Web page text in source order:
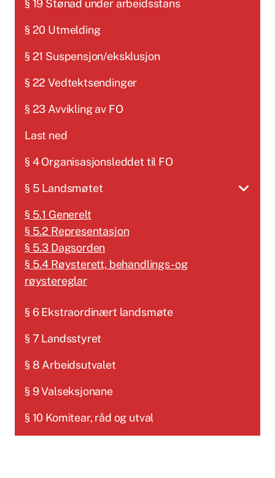
§ 19 Stønad under arbeidsstans
§ 20 Utmelding
§ 21 Suspensjon/eksklusjon
§ 22 Vedtektsendinger
§ 23 Avvikling av FO
Last ned
§ 4 Organisasjonsleddet til FO
§ 5 Landsmøtet
§ 5.1 Generelt
§ 5.2 Representasjon
§ 5.3 Dagsorden
§ 5.4 Røysterett, behandlings- og
røystereglar
§ 6 Ekstraordinært landsmøte
§ 7 Landsstyret
§ 8 Arbeidsutvalet
§ 9 Valseksjonane
§ 10 Komitear, råd og utval